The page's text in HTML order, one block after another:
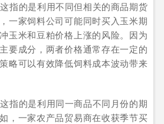
指的是利用不同但相关的商品期货
一家饲料公司可能同时买入玉米期
玉米和豆粕价格上涨的风险。因为
要成分，两者价格通常存在一定的
略可以有效降低饲料成本波动带来
指的是利用同一商品不同月份的期
，一家农产品贸易商在收获季节买